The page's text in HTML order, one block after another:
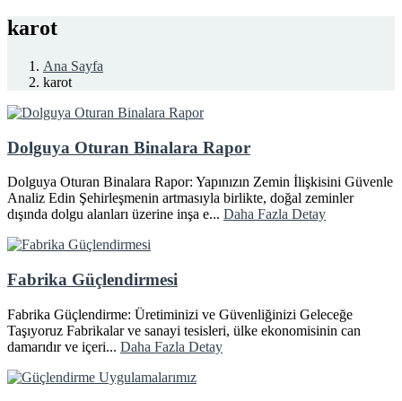
karot
Ana Sayfa
karot
Dolguya Oturan Binalara Rapor
Dolguya Oturan Binalara Rapor: Yapınızın Zemin İlişkisini Güvenle
Analiz Edin Şehirleşmenin artmasıyla birlikte, doğal zeminler
dışında dolgu alanları üzerine inşa e... Daha Fazla Detay
Fabrika Güçlendirmesi
Fabrika Güçlendirme: Üretiminizi ve Güvenliğinizi Geleceğe
Taşıyoruz Fabrikalar ve sanayi tesisleri, ülke ekonomisinin can
damarıdır ve içeri... Daha Fazla Detay